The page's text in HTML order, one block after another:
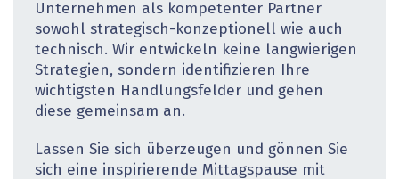
Unternehmen als kompetenter Partner
sowohl strategisch-konzeptionell wie auch
technisch. Wir entwickeln keine langwierigen
Strategien, sondern identifizieren Ihre
wichtigsten Handlungsfelder und gehen
diese gemeinsam an.
Lassen Sie sich überzeugen und gönnen Sie
sich eine inspirierende Mittagspause mit